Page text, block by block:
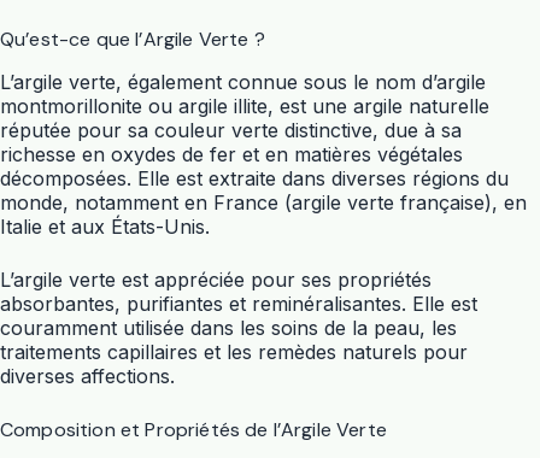
Qu’est-ce que l’Argile Verte ?
L’argile verte, également connue sous le nom d’argile
montmorillonite ou argile illite, est une argile naturelle
réputée pour sa couleur verte distinctive, due à sa
richesse en oxydes de fer et en matières végétales
décomposées. Elle est extraite dans diverses régions du
monde, notamment en France (argile verte française), en
Italie et aux États-Unis.
L’argile verte est appréciée pour ses propriétés
absorbantes, purifiantes et reminéralisantes. Elle est
couramment utilisée dans les soins de la peau, les
traitements capillaires et les remèdes naturels pour
diverses affections.
Composition et Propriétés de l’Argile Verte